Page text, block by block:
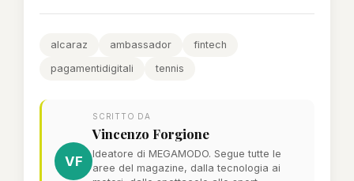
alcaraz ambassador
fintech
pagamentidigitali
tennis
VF
SCRITTO DA
Vincenzo Forgione
Ideatore di MEGAMODO. Segue tutte le
aree del magazine, dalla tecnologia ai